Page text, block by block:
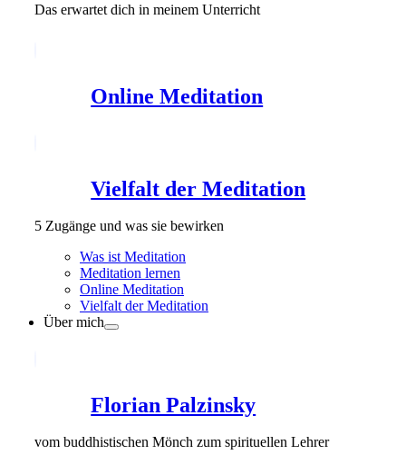
Das erwartet dich in meinem Unterricht
Online Meditation
Vielfalt der Meditation
5 Zugänge und was sie bewirken
Was ist Meditation
Meditation lernen
Online Meditation
Vielfalt der Meditation
Über mich
Florian Palzinsky
vom buddhistischen Mönch zum spirituellen Lehrer